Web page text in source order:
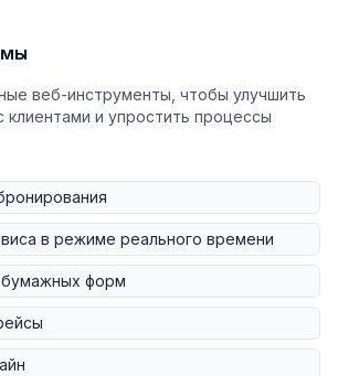
веб-инструменты, чтобы улучшить
клиентами и упростить процессы
в режиме реального времени
бумажных форм